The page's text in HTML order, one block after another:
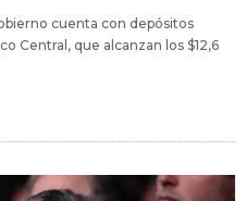
cuenta con depósitos
Central, que alcanzan los $12,6